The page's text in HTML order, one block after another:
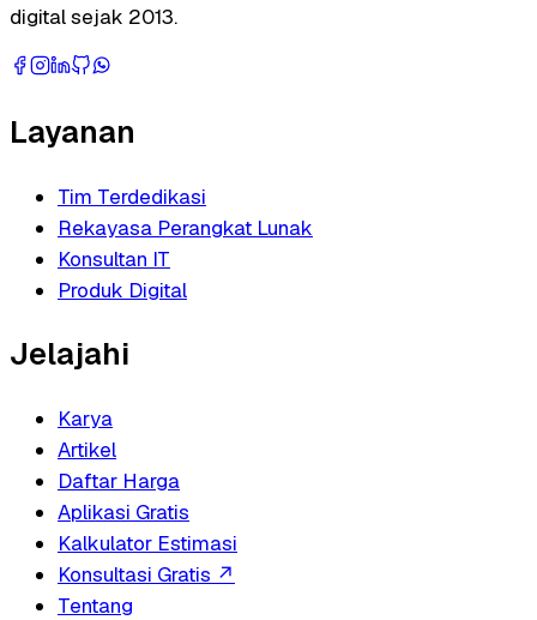
digital sejak 2013.
Layanan
Tim Terdedikasi
Rekayasa Perangkat Lunak
Konsultan IT
Produk Digital
Jelajahi
Karya
Artikel
Daftar Harga
Aplikasi Gratis
Kalkulator Estimasi
Konsultasi Gratis ↗
Tentang